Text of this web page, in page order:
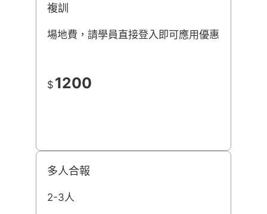
複訓
場地費，請學員直接登入即可應用優惠
$ 1200
多人合報
2-3人